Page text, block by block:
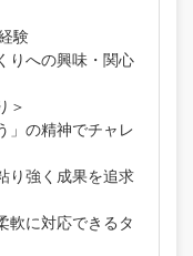
験
りへの興味・関心
＞
」の精神でチャレ
り強く成果を追求
軟に対応できるタ